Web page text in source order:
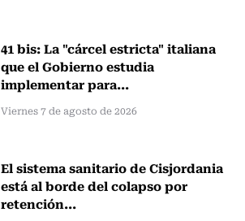
41 bis: La "cárcel estricta" italiana
que el Gobierno estudia
implementar para...
Viernes 7 de agosto de 2026
El sistema sanitario de Cisjordania
está al borde del colapso por
retención...